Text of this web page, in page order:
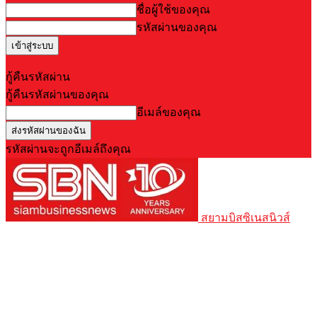
ชื่อผู้ใช้ของคุณ
รหัสผ่านของคุณ
กู้คืนรหัสผ่าน
กู้คืนรหัสผ่านของคุณ
อีเมล์ของคุณ
รหัสผ่านจะถูกอีเมล์ถึงคุณ
สยามบิสซิเนสนิวส์